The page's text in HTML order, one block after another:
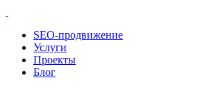
SEO-продвижение
Услуги
Проекты
Блог